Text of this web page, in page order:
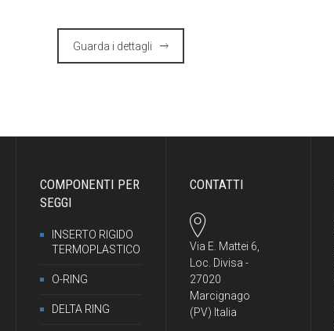
Guarda i dettagli
COMPONENTI PER
SEGGI
INSERTO RIGIDO
TERMOPLASTICO
O-RING
DELTA RING
CONTATTI
Via E. Mattei 6,
Loc. Divisa -
27020
Marcignago
(PV) Italia